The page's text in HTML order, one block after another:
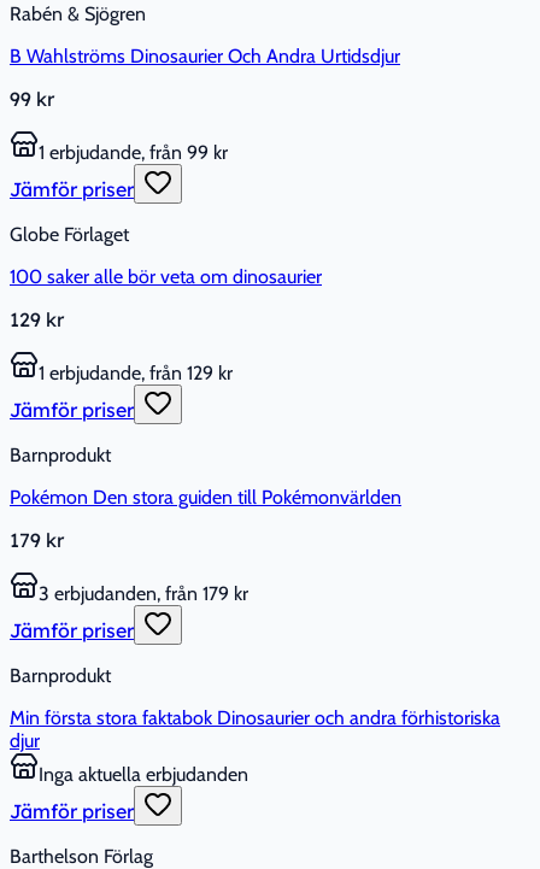
Rabén & Sjögren
B Wahlströms Dinosaurier Och Andra Urtidsdjur
99 kr
1 erbjudande, från 99 kr
Jämför priser
Globe Förlaget
100 saker alle bör veta om dinosaurier
129 kr
1 erbjudande, från 129 kr
Jämför priser
Barnprodukt
Pokémon Den stora guiden till Pokémonvärlden
179 kr
3 erbjudanden, från 179 kr
Jämför priser
Barnprodukt
Min första stora faktabok Dinosaurier och andra förhistoriska
djur
Inga aktuella erbjudanden
Jämför priser
Barthelson Förlag